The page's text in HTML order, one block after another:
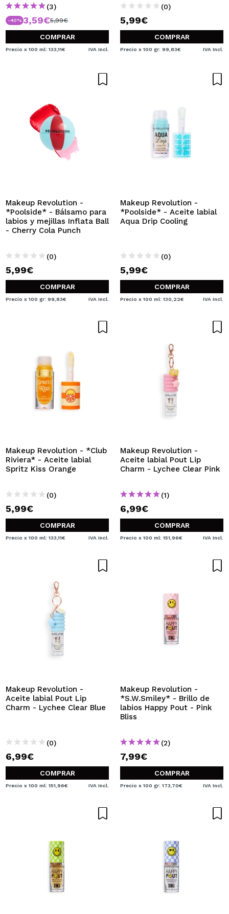
(3)
-40% 3,59€5,99€
COMPRAR
Precio x 100 ml: 133,11€ IVA Incl.
(0)
5,99€
COMPRAR
Precio x 100 gr: 99,83€ IVA Incl.
Makeup Revolution -
*Poolside* - Bálsamo para
labios y mejillas Inflata Ball
- Cherry Cola Punch
(0)
5,99€
COMPRAR
Precio x 100 gr: 99,83€ IVA Incl.
Makeup Revolution -
*Poolside* - Aceite labial
Aqua Drip Cooling
(0)
5,99€
COMPRAR
Precio x 100 ml: 130,22€ IVA Incl.
Makeup Revolution - *Club
Riviera* - Aceite labial
Spritz Kiss Orange
(0)
5,99€
COMPRAR
Precio x 100 ml: 133,11€ IVA Incl.
Makeup Revolution -
Aceite labial Pout Lip
Charm - Lychee Clear Pink
(1)
6,99€
COMPRAR
Precio x 100 ml: 151,96€ IVA Incl.
Makeup Revolution -
Aceite labial Pout Lip
Charm - Lychee Clear Blue
(0)
6,99€
COMPRAR
Precio x 100 ml: 151,96€ IVA Incl.
Makeup Revolution -
*S.W.Smiley* - Brillo de
labios Happy Pout - Pink
Bliss
(2)
7,99€
COMPRAR
Precio x 100 gr: 173,70€ IVA Incl.